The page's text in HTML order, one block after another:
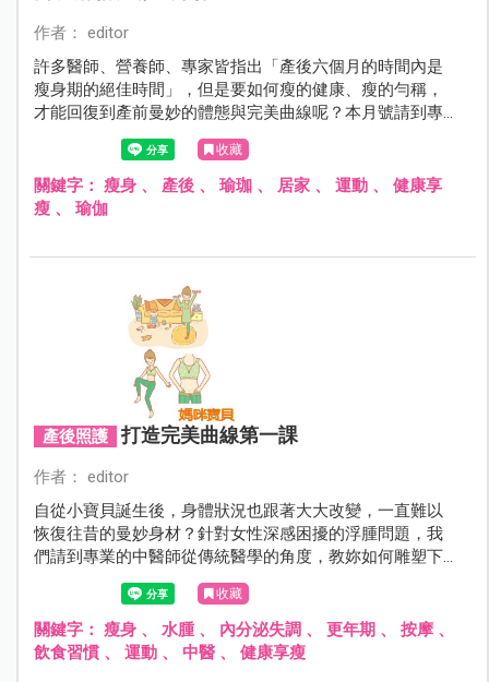
作者： editor
許多醫師、營養師、專家皆指出「產後六個月的時間內是
瘦身期的絕佳時間」，但是要如何瘦的健康、瘦的勻稱，
才能回復到產前曼妙的體態與完美曲線呢？本月號請到專
業瑜伽老師Kady，示範有別於坊間的瑜伽招式──產後芭蕾
瑜伽，舞動專屬妳的迷人身軀，擁抱婀娜多姿的好身材！
收藏
關鍵字： 瘦身、 產後、 瑜珈、 居家、 運動、 健康享
瘦、 瑜伽
產後照護 打造完美曲線第一課
作者： editor
自從小寶貝誕生後，身體狀況也跟著大大改變，一直難以
恢復往昔的曼妙身材？針對女性深感困擾的浮腫問題，我
們請到專業的中醫師從傳統醫學的角度，教妳如何雕塑下
半身，輕鬆打造優雅完美曲線！
收藏
關鍵字： 瘦身、 水腫、 內分泌失調 、 更年期 、 按摩、
飲食習慣、 運動、 中醫、 健康享瘦